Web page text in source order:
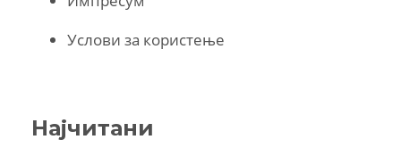
Услови за користење
Најчитани